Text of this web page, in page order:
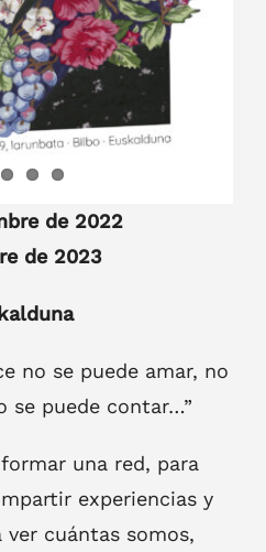
de 2022
de 2023
no se puede amar, no
se puede contar…”
una red, para
experiencias y
cuántas somos,